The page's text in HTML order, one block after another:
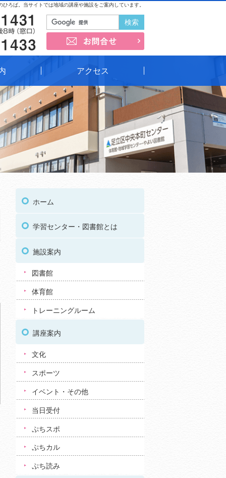
ひろば。当サイトでは地域の講座や施設をご案内しています。
ホーム
学習センター・図書館とは
施設案内
図書館
体育館
トレーニングルーム
講座案内
文化
スポーツ
イベント・その他
当日受付
ぷちスポ
ぷちカル
ぷち読み
03-3852-1431
03-3852-1433
アクセス